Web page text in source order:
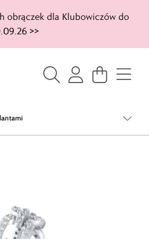
obrączek dla Klubowiczów do
>>